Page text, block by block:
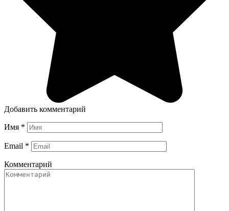
Добавить комментарий
Имя *
Email *
Комментарий